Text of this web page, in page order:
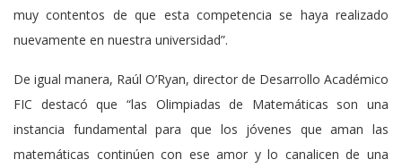
muy contentos de que esta competencia se haya realizado
nuevamente en nuestra universidad”.
De igual manera, Raúl O’Ryan, director de Desarrollo Académico
FIC destacó que “las Olimpiadas de Matemáticas son una
instancia fundamental para que los jóvenes que aman las
matemáticas continúen con ese amor y lo canalicen de una